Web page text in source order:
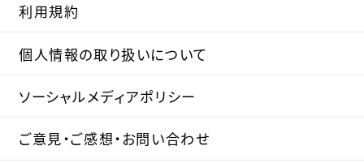
利用規約
個人情報の取り扱いについて
ソーシャルメディアポリシー
ご意見・ご感想・お問い合わせ